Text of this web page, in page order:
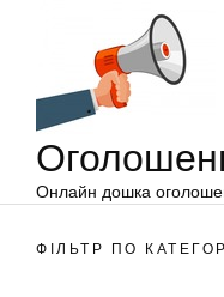
Онлайн дошка
ФІЛЬТР ПО